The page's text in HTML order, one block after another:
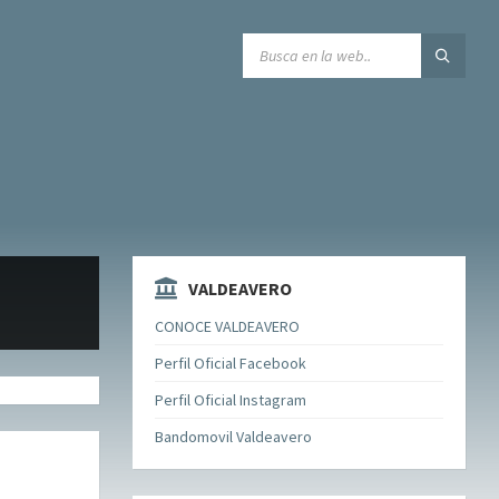
VALDEAVERO
CONOCE VALDEAVERO
Perfil Oficial Facebook
Perfil Oficial Instagram
Bandomovil Valdeavero